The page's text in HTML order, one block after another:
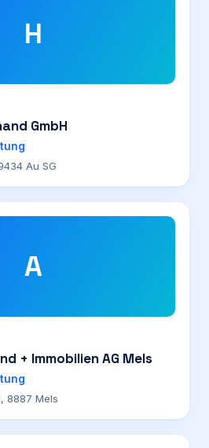
H
GmbH
Au SG
A
+ Immobilien AG Mels
8887 Mels